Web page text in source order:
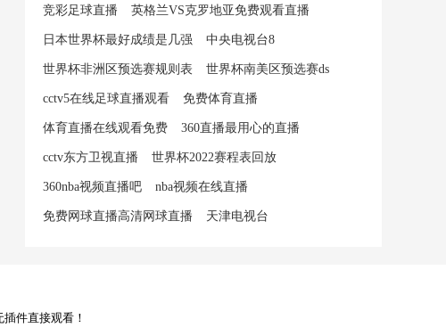
竞彩足球直播 英格兰VS克罗地亚免费观看直播
日本世界杯最好成绩是几强 中央电视台8
世界杯非洲区预选赛规则表 世界杯南美区预选赛ds
cctv5在线足球直播观看 免费体育直播
体育直播在线观看免费 360直播最用心的直播
cctv东方卫视直播 世界杯2022赛程表回放
360nba视频直播吧 nba视频在线直播
免费网球直播高清网球直播 天津电视台
件直接观看！